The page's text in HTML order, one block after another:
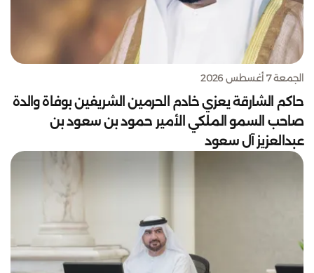
الجمعة 7 أغسطس 2026
حاكم الشارقة يعزي خادم الحرمين الشريفين بوفاة والدة
صاحب السمو الملكي الأمير حمود بن سعود بن
عبدالعزيز آل سعود